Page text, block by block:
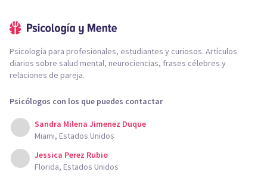
Psicología para profesionales, estudiantes y curiosos. Artículos
diarios sobre salud mental, neurociencias, frases célebres y
relaciones de pareja.
Psicólogos con los que puedes contactar
Sandra Milena Jimenez Duque
Miami, Estados Unidos
Jessica Perez Rubio
Florida, Estados Unidos